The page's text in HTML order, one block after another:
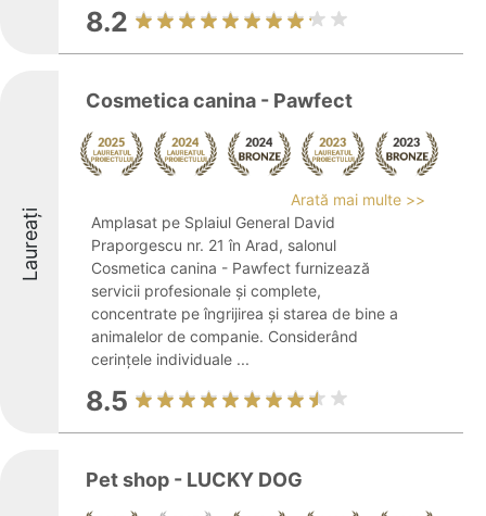
8.2
Laureați
Cosmetica canina - Pawfect
Arată mai multe >>
Amplasat pe Splaiul General David
Praporgescu nr. 21 în Arad, salonul
Cosmetica canina - Pawfect furnizează
servicii profesionale și complete,
concentrate pe îngrijirea și starea de bine a
animalelor de companie. Considerând
cerințele individuale ...
8.5
Pet shop - LUCKY DOG